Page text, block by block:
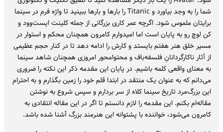
شما را به وجد بیاورد و Titanic را بارها و بارها ببینید تا واژه فرم در سینما
برایتان ملموس شود. اگرچه عمر کاری بزرگانی از جمله کلینت ایست‌وود و
کن لوچ رو به پایان است اما امیدوارم کامرون همچنان محکم و استوار در
مسیر خلق هنر هفتم بایستد و کارش را ادامه دهد تا در کنار حجم عظیمی
از آثار ناکارگردانانِ فلسفه‌باف و محتوامحور امروزی همچنان شاهد سینما
به معنای واقعی کلمه باشیم. در پایان این مقدمه ذکر این نکته را ضروری
می‌دانم که به عنوان یک منتقد در ابتدا قلم خود را زمین بگذارم و به احترام
این بزرگ‌مرد تاریخ سینما کلاه از سر بردارم و سپس شروع به نوشتن
مقاله‌ام بکنم. این مقدمه را لازم دانستم تا اگر در این مقاله انتقادی به
کامرون می‌شود، خواننده با پشتوانه این هنرمند بزرگ آشنا شده باشد.